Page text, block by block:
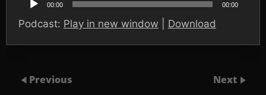
audio
00:00 00:00
Podcast: Play in new window Download
Previous Next